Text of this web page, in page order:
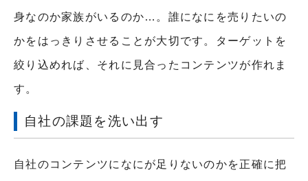
身なのか家族がいるのか…。誰になにを売りたいの
かをはっきりさせることが大切です。ターゲットを
絞り込めれば、それに見合ったコンテンツが作れま
す。
自社の課題を洗い出す
自社のコンテンツになにが足りないのかを正確に把